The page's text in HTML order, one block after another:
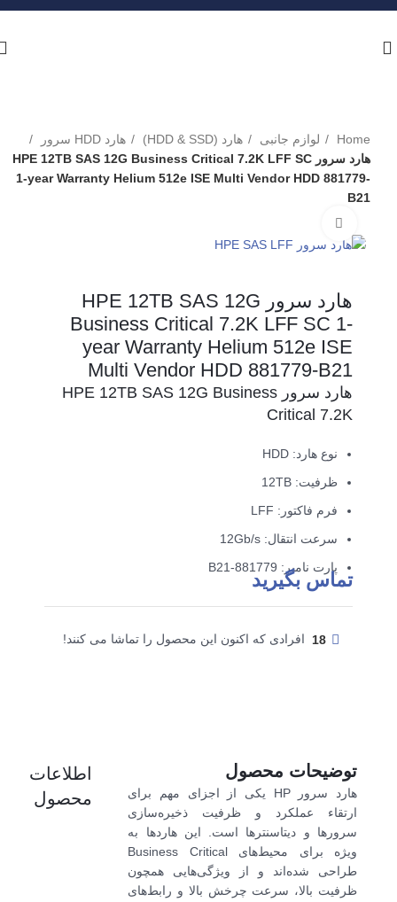
Home لوازم جانبی هارد (HDD & SSD)
هارد HDD سرور
هارد سرور HPE 12TB SAS 12G Business Critical 7.2K LFF SC
1-year Warranty Helium 512e ISE Multi Vendor HDD 881779-
B21
هارد سرور HPE 12TB SAS 12G
Business Critical 7.2K LFF SC 1-
year Warranty Helium 512e ISE
Multi Vendor HDD 881779-B21
هارد سرور HPE 12TB SAS 12G Business
Critical 7.2K
نوع هارد: HDD
ظرفیت: 12TB
فرم فاکتور: LFF
سرعت انتقال: 12Gb/s
پارت نامبر: 881779-B21
تماس بگیرید
18 افرادی که اکنون این محصول را تماشا می کنند!
توضیحات محصول
هارد سرور HP یکی از اجزای مهم برای
ارتقاء عملکرد و ظرفیت ذخیره‌سازی
سرورها و دیتاسنترها است. این هاردها به
ویژه برای محیط‌های Business Critical
طراحی شده‌اند و از ویژگی‌هایی همچون
ظرفیت بالا، سرعت چرخش بالا و رابط‌های
اطلاعات
محصول